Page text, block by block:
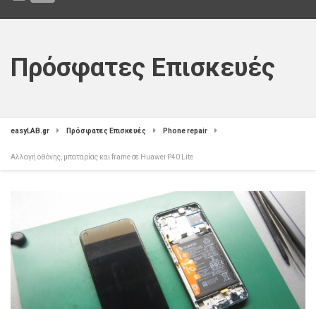
Πρόσφατες Επισκευές
easyLAB.gr Πρόσφατες Επισκευές Phone repair
Αλλαγή οθόνης, μπαταρίας και frame σε Huawei P40 Lite